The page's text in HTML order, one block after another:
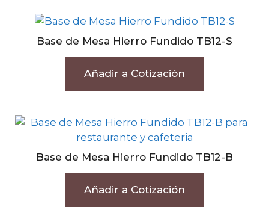
Base de Mesa Hierro Fundido TB12-S
Añadir a Cotización
Base de Mesa Hierro Fundido TB12-B
Añadir a Cotización